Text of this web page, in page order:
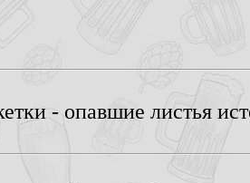
- опавшие листья